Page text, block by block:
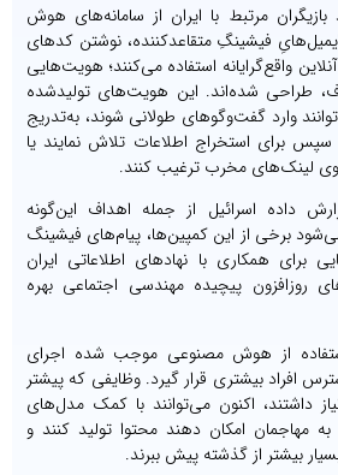
مرتبط با ایران از سامانه‌های هوش
فیشینگِ متقاعدکننده، نوشتن کدهای
واقع‌گرایانه استفاده می‌کنند؛ هویت‌هایی
طراحی شده‌اند. این هویت‌های تولیدشده
وارد گفت‌وگوهای طولانی شوند، به‌تدریج
سپس برای استخراج اطلاعات تلاش نمایند یا
روی لینک‌های مخرب ترغیب کنند.
داده اسرائیل از جمله اهداف این‌گونه
برخی از این کمپین‌ها، پیام‌های فیشینگ
برای همکاری با نهادهای اطلاعاتی ایران
روزافزون پیچیده مهندسی اجتماعی بهره
از هوش مصنوعی موجب شده اجرای
افراد بیشتری قرار گیرد. وظایفی که پیشتر
داشتند، اکنون می‌توانند با کمک مدل‌های
مهاجمان امکان دهند محتوا تولید کنند و
بیشتر از گذشته پیش ببرند.